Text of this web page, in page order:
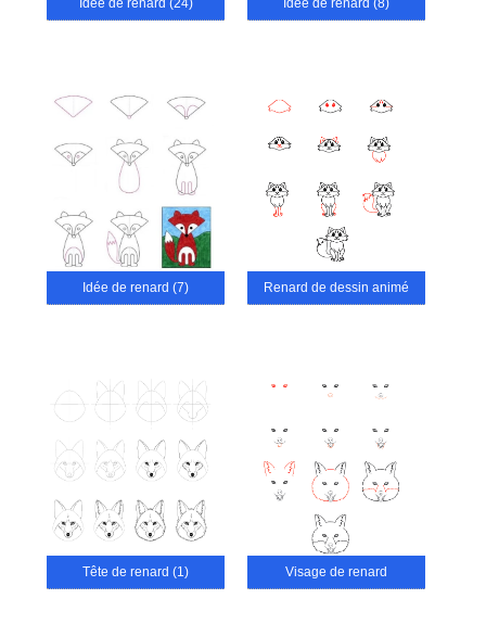
Idée de renard (24) Idée de renard (8)
Idée de renard (7) Renard de dessin animé
Tête de renard (1) Visage de renard